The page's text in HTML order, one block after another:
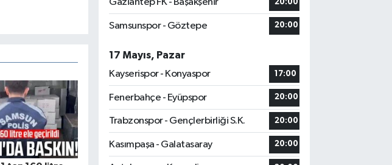
Gaziantep FK - Başakşehir 20:00
Samsunspor - Göztepe 20:00
17 Mayıs, Pazar
Kayserispor - Konyaspor
17:00
Fenerbahçe - Eyüpspor 20:00
Trabzonspor - Gençlerbirliği S.K. 20:00
Kasımpaşa - Galatasaray 20:00